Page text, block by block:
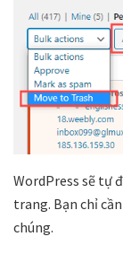
WordPress sẽ tự
trang. Bạn chỉ
chúng.